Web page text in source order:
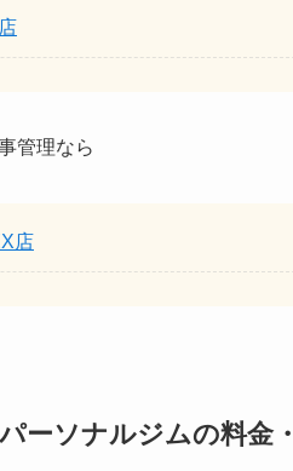
管理なら
店
パーソナルジムの料金